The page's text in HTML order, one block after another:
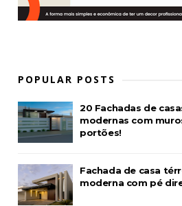
POPULAR POSTS
20 Fachadas de
modernas com
portões!
Fachada de casa
moderna com pé